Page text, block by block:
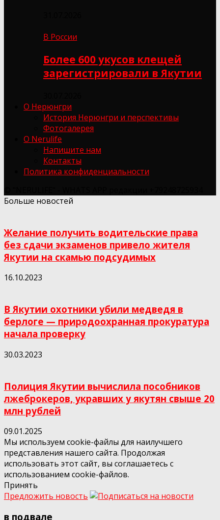
В России
Более 600 укусов клещей
зарегистрировали в Якутии
О Нерюнгри
История Нерюнгри и перспективы
Фотогалерея
О Nerulife
Напишите нам
Контакты
Политика конфиденциальности
Больше новостей
Желание получить водительские права
без сдачи экзаменов привело жителя
Якутии на скамью подсудимых
16.10.2023
В Якутии охотники убили медведя в
берлоге — природоохранная прокуратура
начала проверку
30.03.2023
Полиция Якутии вычислила пособников
лжеброкеров, укравших у якутян свыше 20
млн рублей
09.01.2025
Мы используем cookie-файлы для наилучшего
представления нашего сайта. Продолжая
использовать этот сайт, вы соглашаетесь с
использованием cookie-файлов.
Принять
Предложить новость
в подвале